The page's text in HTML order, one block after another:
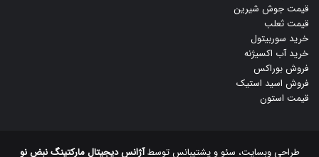
قیمت جوش شیرین
قیمت ثعلب
خرید سوربیتول
خرید آب اکسیژنه
فروش بوراکس
فروش اسید استیک
قیمت استون
طراحی وبسایت، سئو و پشتیبانس توسطآژانس دیجیتال مارکتینگ نبض نو